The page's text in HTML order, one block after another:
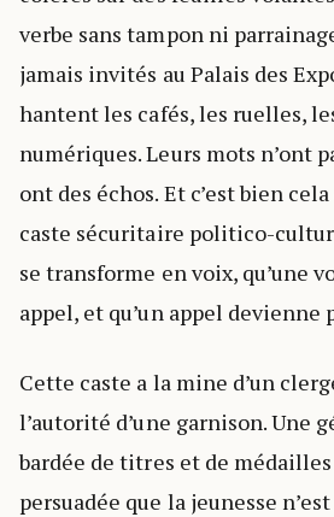
verbe sans tampon ni
jamais invités au Palais des
hantent les cafés, les ruelles,
numériques. Leurs mots n’ont
ont des échos. Et c’est bien
caste sécuritaire politico-
se transforme en voix, qu’une
appel, et qu’un appel devienne
Cette caste a la mine d’un
l’autorité d’une garnison. Une
bardée de titres et de médailles
persuadée que la jeunesse